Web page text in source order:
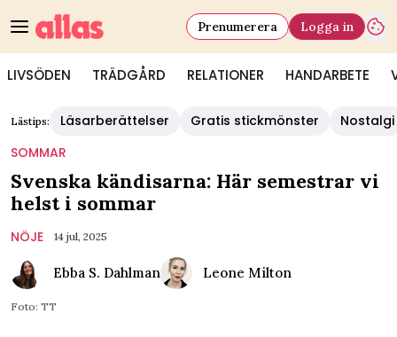
LIVSÖDEN TRÄDGÅRD RELATIONER HANDARBETE
Prenumerera Logga in
Lästips: Läsarberättelser Gratis stickmönster
Nostalgi
SOMMAR
Svenska kändisarna: Här semestrar vi
helst i sommar
NÖJE 14 jul, 2025
Ebba S. Dahlman Leone Milton
Foto: TT